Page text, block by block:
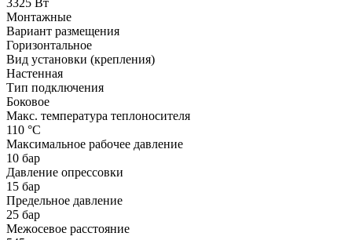
Монтажные
Вариант размещения
Горизонтальное
Вид установки (крепления)
Настенная
Тип подключения
Боковое
Макс. температура теплоносителя
110 °С
Максимальное рабочее давление
10 бар
Давление опрессовки
15 бар
Предельное давление
25 бар
Межосевое расстояние